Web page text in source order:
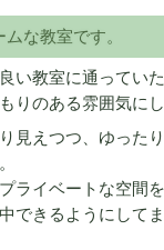
な教室です。
い教室に通ってい
りのある雰囲気にし
見えつつ、ゆった
ライベートな空間
できるようにしてま